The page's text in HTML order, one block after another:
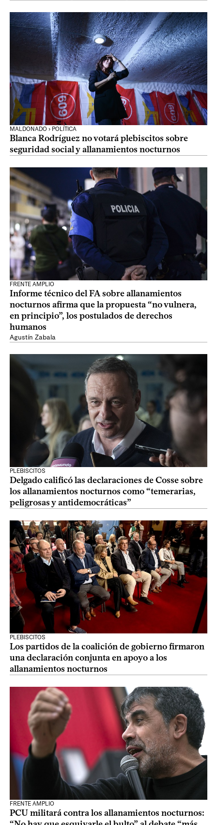
MALDONADO › POLÍTICA
Blanca Rodríguez no votará plebiscitos sobre
seguridad social y allanamientos nocturnos
FRENTE AMPLIO
Informe técnico del FA sobre allanamientos
nocturnos afirma que la propuesta “no vulnera,
en principio”, los postulados de derechos
humanos
Agustín Zabala
PLEBISCITOS
Delgado calificó las declaraciones de Cosse sobre
los allanamientos nocturnos como “temerarias,
peligrosas y antidemocráticas”
PLEBISCITOS
Los partidos de la coalición de gobierno firmaron
una declaración conjunta en apoyo a los
allanamientos nocturnos
FRENTE AMPLIO
PCU militará contra los allanamientos nocturnos: